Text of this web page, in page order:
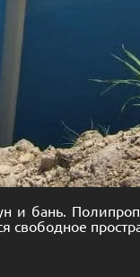
и бань.